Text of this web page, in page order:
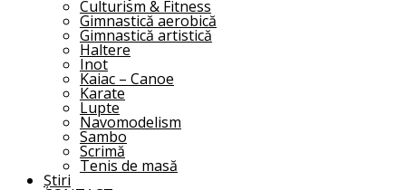
Culturism & Fitness
Gimnastică aerobică
Gimnastică artistică
Haltere
Inot
Kaiac – Canoe
Karate
Lupte
Navomodelism
Sambo
Scrimă
Tenis de masă
Știri